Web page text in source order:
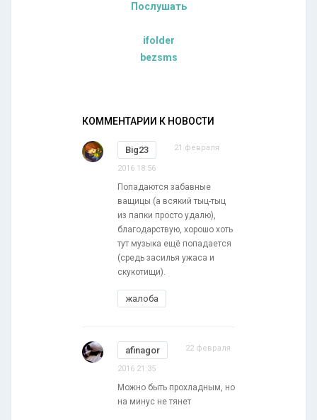
Послушать
ifolder
bezsms
КОММЕНТАРИИ К НОВОСТИ
Big23 21 февраля
2016 18:56
Попадаются забавные
ващицы (а всякий тыц-тыц
из папки просто удалю),
благодарствую, хорошо хоть
тут музыка ещё попадается
(средь засилья ужаса и
скукотищи).
жалоба
afinagor 22 февраля
2016 21:35
Можно быть прохладным, но
на минус не тянет